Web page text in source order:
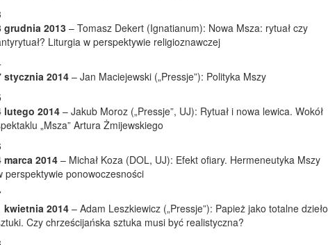
grudnia 2013 – Tomasz Dekert (Ignatianum): Nowa Msza: rytuał czy
Liturgia w perspektywie religioznawczej
stycznia 2014 – Jan Maciejewski („Pressje”): Polityka Mszy
lutego 2014 – Jakub Moroz („Pressje”, UJ): Rytuał i nowa lewica. Wokół
„Msza” Artura Żmijewskiego
marca 2014 – Michał Koza (DOL, UJ): Efekt ofiary. Hermeneutyka Mszy
perspektywie ponowoczesności
kwietnia 2014 – Adam Leszkiewicz („Pressje”): Papież jako totalne dzieło
Czy chrześcijańska sztuka musi być realistyczna?